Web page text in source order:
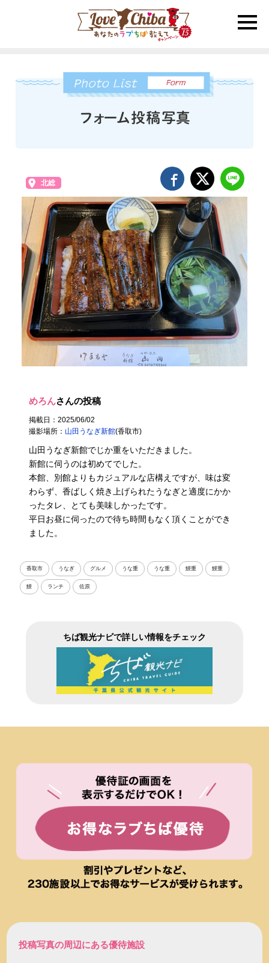
toggle
北総
めろんさんの投稿
掲載日：2025/06/02
撮影場所： 山田うなぎ新館(香取市)
山田うなぎ新館でじか重をいただきました。
新館に伺うのは初めてでした。
本館、別館よりもカジュアルな店構えですが、味は変
わらず、香ばしく焼き上げられたうなぎと適度にかか
ったタレ、とても美味しかったです。
平日お昼に伺ったので待ち時間もなく頂くことができ
ました。
香取市 うなぎ グルメ うな重 うな重 鰻重 鰻重
鰻 ランチ 佐原
ちば観光ナビで詳しい情報をチェック
投稿写真の周辺にある優待施設